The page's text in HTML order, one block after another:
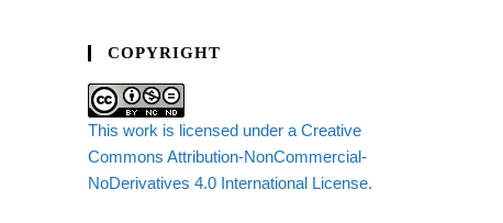
COPYRIGHT
This work is licensed under a Creative
Commons Attribution-NonCommercial-
NoDerivatives 4.0 International License.